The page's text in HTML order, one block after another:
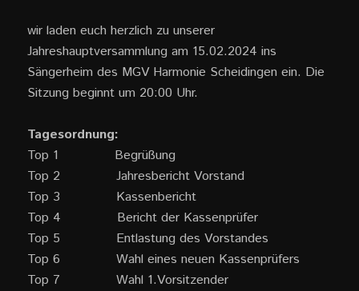
wir laden euch herzlich zu unserer
Jahreshauptversammlung am 15.02.2024 ins
Sängerheim des MGV Harmonie Scheidingen ein. Die
Sitzung beginnt um 20:00 Uhr.
Tagesordnung:
Top 1 Begrüßung
Top 2 Jahresbericht Vorstand
Top 3 Kassenbericht
Top 4 Bericht der Kassenprüfer
Top 5 Entlastung des Vorstandes
Top 6 Wahl eines neuen Kassenprüfers
Top 7 Wahl 1.Vorsitzender